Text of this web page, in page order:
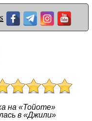
на «Тойоте»
в «Джили»